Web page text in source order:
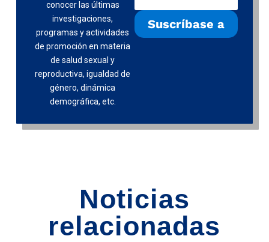
conocer las últimas
investigaciones,
programas y actividades
de promoción en materia
de salud sexual y
reproductiva, igualdad de
género, dinámica
demográfica, etc.
Suscríbase a
Noticias
relacionadas